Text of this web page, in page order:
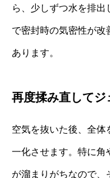
ら、少しずつ水を排
で密封時の気密性が改
あります。
再度揉み直して
空気を抜いた後、全体
一化させます。特に角
が溜まりがちなので、